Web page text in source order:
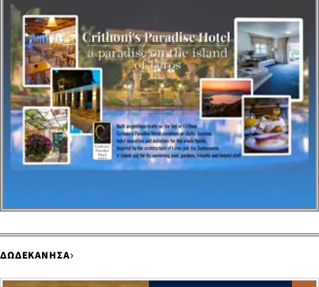
ΔΩΔΕΚΑΝΗΣΑ›